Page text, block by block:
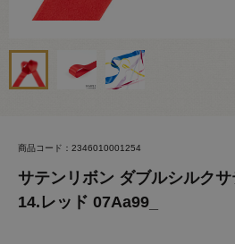
商品コード：2346010001254
サテンリボン ダブルシルク
14.レッド 07Aa99_